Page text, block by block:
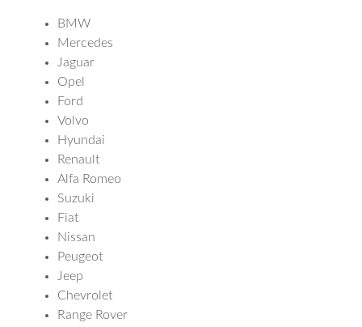
BMW
Mercedes
Jaguar
Opel
Ford
Volvo
Hyundai
Renault
Alfa Romeo
Suzuki
Fiat
Nissan
Peugeot
Jeep
Chevrolet
Range Rover